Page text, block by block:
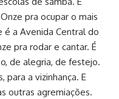
pra ocupar o mais
a Avenida Central do
pra rodar e cantar. É
de alegria, de festejo.
para a vizinhança. E
outras agremiações.